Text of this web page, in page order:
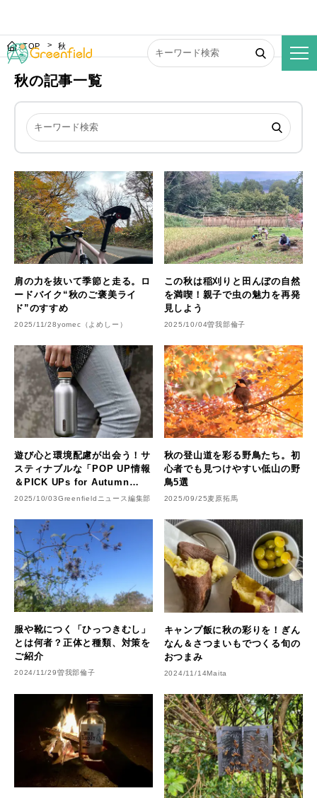
TOP 秋
秋の記事一覧
肩の力を抜いて季節と走る。ロ
ードバイク“秋のご褒美ライ
ド”のすすめ
2025/11/28yomec（よめしー）
この秋は稲刈りと田んぼの自然
を満喫！親子で虫の魅力を再発
見しよう
2025/10/04曽我部倫子
遊び心と環境配慮が出会う！サ
スティナブルな「POP UP情報
＆PICK UPs for Autumn
Season」
2025/10/03Greenfieldニュース編集部
秋の登山道を彩る野鳥たち。初
心者でも見つけやすい低山の野
鳥5選
2025/09/25麦原拓馬
服や靴につく「ひっつきむし」
とは何者？正体と種類、対策を
ご紹介
2024/11/29曽我部倫子
キャンプ飯に秋の彩りを！ぎん
なん＆さつまいもでつくる旬の
おつまみ
2024/11/14Maita